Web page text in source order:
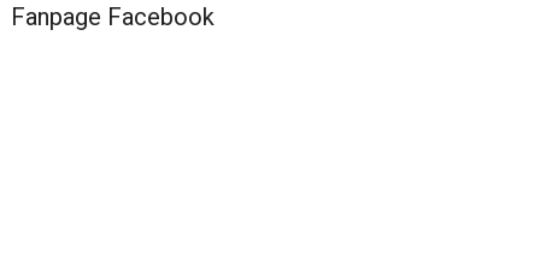
Fanpage Facebook